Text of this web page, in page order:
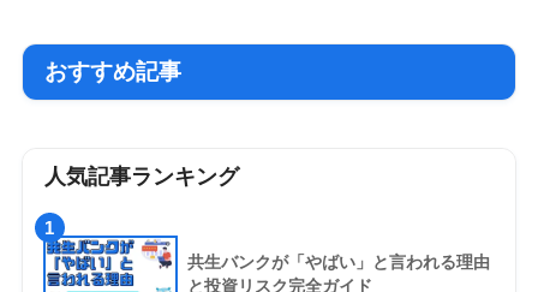
おすすめ記事
人気記事ランキング
1
共生バンクが「やばい」と言われる理由
と投資リスク完全ガイド